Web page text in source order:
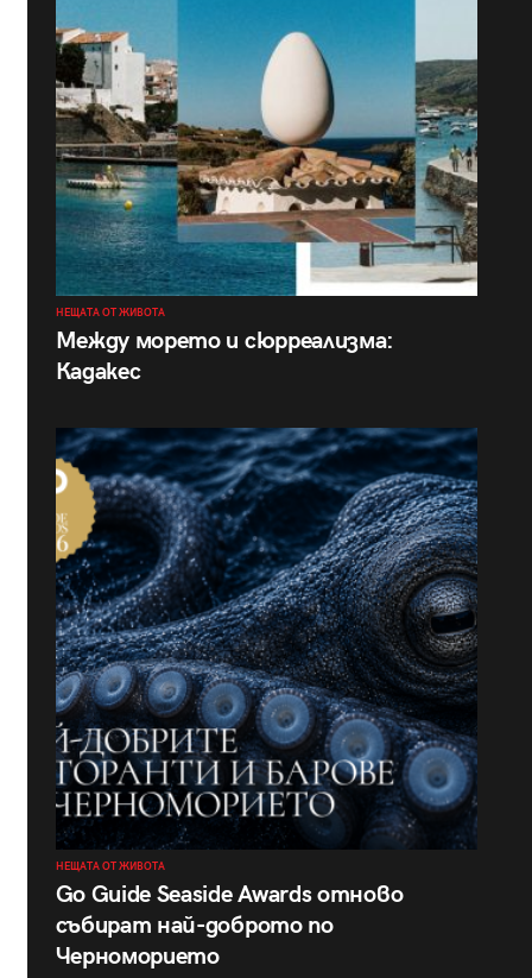
НЕЩАТА ОТ ЖИВОТА
Между морето и сюрреализма:
Кадакес
НЕЩАТА ОТ ЖИВОТА
Go Guide Seaside Awards отново
събират най-доброто по
Черноморието